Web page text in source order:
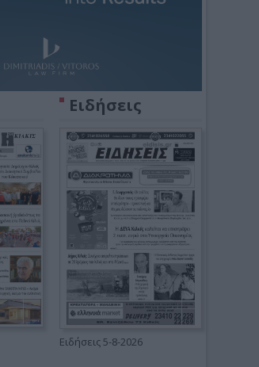
Ειδήσεις
Ειδήσεις 5-8-2026